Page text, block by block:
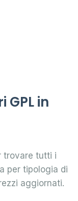
in
trovare tutti i
per tipologia di
aggiornati.